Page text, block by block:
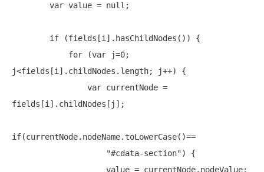
var value = null ;
if (fields[i].hasChildNodes()) {
for (var j=0;
j<fields[i].childNodes.length; j++) {
var currentNode =
fields[i].childNodes[j];
if(currentNode.nodeName.toLowerCase()==
"#cdata-section") {